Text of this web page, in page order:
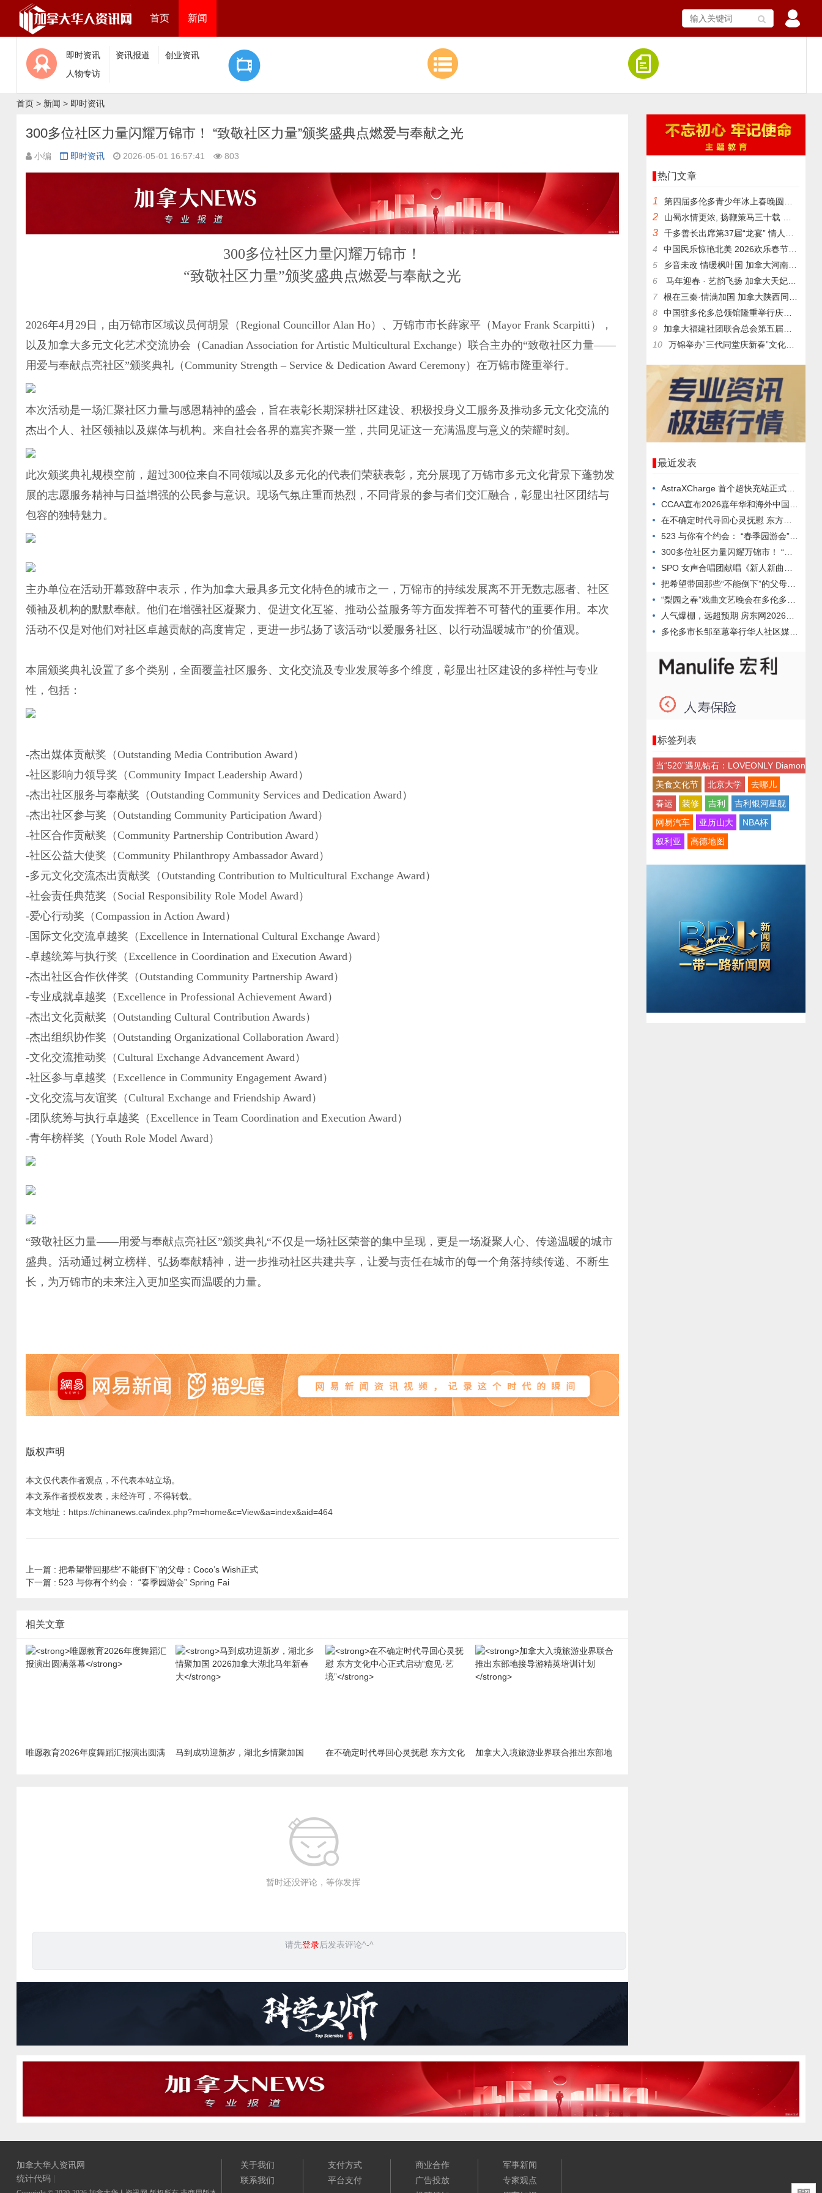
首页 新闻
即时资讯 资讯报道
创业资讯
人物专访
首页 > 新闻 > 即时资讯
300多位社区力量闪耀万锦市！ “致敬社区力量”颁奖盛典点燃爱与奉献之光
小编 即时资讯 2026-05-01 16:57:41 803
300多位社区力量闪耀万锦市！
“致敬社区力量”颁奖盛典点燃爱与奉献之光
2026年4月29日，由万锦市区域议员何胡景（Regional Councillor Alan Ho）、万锦市市长薛家平（Mayor Frank Scarpitti），
以及加拿大多元文化艺术交流协会（Canadian Association for Artistic Multicultural Exchange）联合主办的“致敬社区力量——
用爱与奉献点亮社区”颁奖典礼（Community Strength – Service & Dedication Award Ceremony）在万锦市隆重举行。
本次活动是一场汇聚社区力量与感恩精神的盛会，旨在表彰长期深耕社区建设、积极投身义工服务及推动多元文化交流的
杰出个人、社区领袖以及媒体与机构。来自社会各界的嘉宾齐聚一堂，共同见证这一充满温度与意义的荣耀时刻。
此次颁奖典礼规模空前，超过300位来自不同领域以及多元化的代表们荣获表彰，充分展现了万锦市多元文化背景下蓬勃发
展的志愿服务精神与日益增强的公民参与意识。现场气氛庄重而热烈，不同背景的参与者们交汇融合，彰显出社区团结与
包容的独特魅力。
主办单位在活动开幕致辞中表示，作为加拿大最具多元文化特色的城市之一，万锦市的持续发展离不开无数志愿者、社区
领袖及机构的默默奉献。他们在增强社区凝聚力、促进文化互鉴、推动公益服务等方面发挥着不可替代的重要作用。本次
活动不仅是对他们对社区卓越贡献的高度肯定，更进一步弘扬了该活动“以爱服务社区、以行动温暖城市”的价值观。
本届颁奖典礼设置了多个类别，全面覆盖社区服务、文化交流及专业发展等多个维度，彰显出社区建设的多样性与专业
性，包括：
-杰出媒体贡献奖（Outstanding Media Contribution Award）
-社区影响力领导奖（Community Impact Leadership Award）
-杰出社区服务与奉献奖（Outstanding Community Services and Dedication Award）
-杰出社区参与奖（Outstanding Community Participation Award）
-社区合作贡献奖（Community Partnership Contribution Award）
-社区公益大使奖（Community Philanthropy Ambassador Award）
-多元文化交流杰出贡献奖（Outstanding Contribution to Multicultural Exchange Award）
-社会责任典范奖（Social Responsibility Role Model Award）
-爱心行动奖（Compassion in Action Award）
-国际文化交流卓越奖（Excellence in International Cultural Exchange Award）
-卓越统筹与执行奖（Excellence in Coordination and Execution Award）
-杰出社区合作伙伴奖（Outstanding Community Partnership Award）
-专业成就卓越奖（Excellence in Professional Achievement Award）
-杰出文化贡献奖（Outstanding Cultural Contribution Awards）
-杰出组织协作奖（Outstanding Organizational Collaboration Award）
-文化交流推动奖（Cultural Exchange Advancement Award）
-社区参与卓越奖（Excellence in Community Engagement Award）
-文化交流与友谊奖（Cultural Exchange and Friendship Award）
-团队统筹与执行卓越奖（Excellence in Team Coordination and Execution Award）
-青年榜样奖（Youth Role Model Award）
“致敬社区力量——用爱与奉献点亮社区”颁奖典礼“不仅是一场社区荣誉的集中呈现，更是一场凝聚人心、传递温暖的城市
盛典。活动通过树立榜样、弘扬奉献精神，进一步推动社区共建共享，让爱与责任在城市的每一个角落持续传递、不断生
长，为万锦市的未来注入更加坚实而温暖的力量。
版权声明
本文仅代表作者观点，不代表本站立场。
本文系作者授权发表，未经许可，不得转载。
本文地址：https://chinanews.ca/index.php?m=home&c=View&a=index&aid=464
上一篇 : 把希望带回那些“不能倒下”的父母：Coco’s Wish正式
下一篇 : 523 与你有个约会： “春季园游会” Spring Fai
相关文章
唯愿教育2026年度舞蹈汇报演出圆满
马到成功迎新岁，湖北乡情聚加国
在不确定时代寻回心灵抚慰 东方文化
加拿大入境旅游业界联合推出东部地
暂时还没评论，等你发挥
请先登录后发表评论^-^
热门文章
1 第四届多伦多青少年冰上春晚圆满举行
2 山蜀水情更浓, 扬鞭策马三十载 加拿大四川同乡会成功举办“川
3
千多善长出席第37届“龙宴” 情人节共襄盛举 筹款破百万
4
中国民乐惊艳北美 2026欢乐春节“金钟之星”中国新年音乐会
5
乡音未改 情暖枫叶国 加拿大河南乡亲欢聚多伦多共迎马年新春
6
马年迎春 · 艺韵飞扬 加拿大天妃多元文化艺术团2026丙
7
根在三秦·情满加国 加拿大陕西同乡会二十五周年庆典圆
8
中国驻多伦多总领馆隆重举行庆祝中华人民共和国成立76周年暨中
9
加拿大福建社团联合总会第五届常务理事会就职典礼暨2026新春
10
万锦举办“三代同堂庆新春”文化庆典 500名社区居民共享传统
最近发表
AstraXCharge 首个超快充站正式启用 多项开业优
CCAA宣布2026嘉年华和海外中国高校校友运动会项目 双品
在不确定时代寻回心灵抚慰 东方文化中心正式启动“愈见·艺境”
523 与你有个约会： “春季园游会” Spring Fai
300多位社区力量闪耀万锦市！ “致敬社区力量”颁奖盛典点燃
SPO 女声合唱团献唱《新人新曲音乐会》 原创新作首演获高度
把希望带回那些“不能倒下”的父母：Coco’s Wish正式
“梨园之春”戏曲文艺晚会在多伦多成功举办 加拿大梨园社首演汇
人气爆棚，远超预期 房东网2026春季百家联展圆满落幕
多伦多市长邹至蕙举行华人社区媒体见面会 介绍社区安全及减轻市
标签列表
当“520”遇见钻石：LOVEONLY Diamond
美食文化节
北京大学
去哪儿
春运
装修 吉利
吉利银河星舰
网易汽车
亚历山大
NBA杯
叙利亚
高德地图
加拿大华人资讯网
统计代码
关于我们
联系我们
支付方式
平台支付
商业合作
广告投放
军事新闻
专家观点